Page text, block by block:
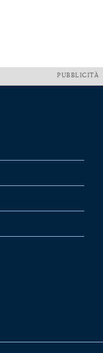
PUBBLICITÀ